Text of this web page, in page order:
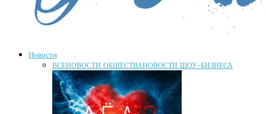
Новости
ВСЕНОВОСТИ ОБЩЕСТВАНОВОСТИ ШОУ-БИЗНЕСА